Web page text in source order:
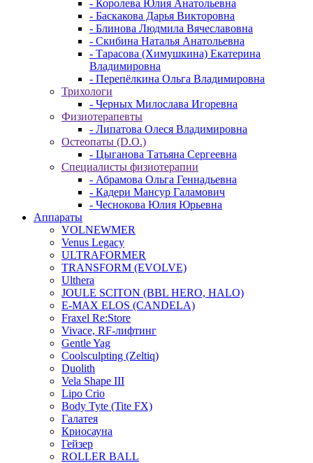
- Королева Юлия Анатольевна
- Баскакова Дарья Викторовна
- Блинова Людмила Вячеславовна
- Скибина Наталья Анатольевна
- Тарасова (Химушкина) Екатерина
Владимировна
- Перепёлкина Ольга Владимировна
Трихологи
- Черных Милослава Игоревна
Физиотерапевты
- Липатова Олеся Владимировна
Остеопаты (D.O.)
- Цыганова Татьяна Сергеевна
Специалисты физиотерапии
- Абрамова Ольга Геннадьевна
- Кадери Мансур Галамович
- Чеснокова Юлия Юрьевна
Аппараты
VOLNEWMER
Venus Legacy
ULTRAFORMER
TRANSFORM (EVOLVE)
Ulthera
JOULE SCITON (BBL HERO, HALO)
E-MAX ELOS (CANDELA)
Fraxel Re:Store
Vivace, RF-лифтинг
Gentle Yag
Coolsculpting (Zeltiq)
Duolith
Vela Shape III
Lipo Crio
Body Tyte (Tite FX)
Галатея
Криосауна
Гейзер
ROLLER BALL